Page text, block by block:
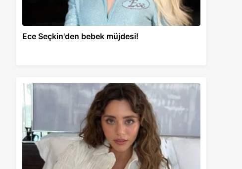
Ece Seçkin'den bebek müjdesi!